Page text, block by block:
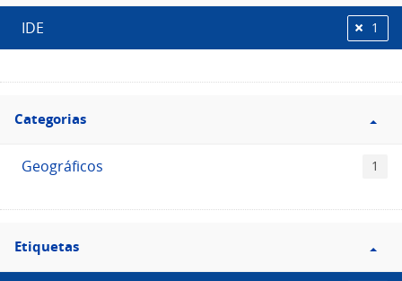
IDE 1
Filtro
Categorias
Categorias
Geográficos 1
Filtro
Etiquetas
Etiquetas